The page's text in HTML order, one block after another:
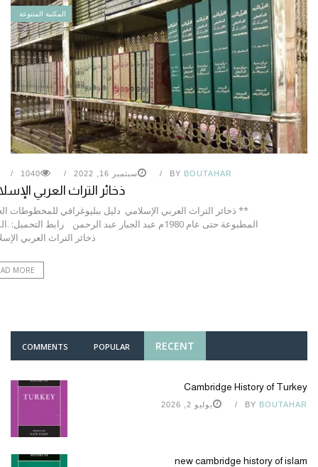
المكتبة المتنوعة
BY BOUTAHAR سبتمبر 16, 2022 1040
ذخائر التراث العربي
** ذخائر التراث العربي الإسلامي دليل ببليوغرافي للمخطوطات
المطبوعة حتى عام 1980م عبد الجبار عبد الرحمن رابط التحميل:
ذخائر التراث العربي
MORE
RECENT
POPULAR
COMMENTS
Cambridge History of Turkey
BY BOUTAHAR يوليو 2, 2026
new cambridge history of islam